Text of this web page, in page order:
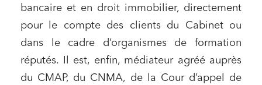
bancaire et en droit immobilier, directement
pour le compte des clients du Cabinet ou
dans le cadre d’organismes de formation
réputés. Il est, enfin, médiateur agréé auprès
du CMAP, du CNMA, de la Cour d’appel de